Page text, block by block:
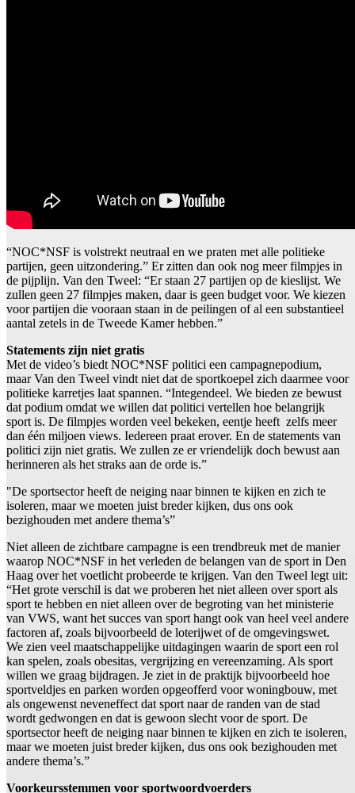
“NOC*NSF is volstrekt neutraal en we praten met alle politieke
partijen, geen uitzondering.” Er zitten dan ook nog meer filmpjes in
de pijplijn. Van den Tweel: “Er staan 27 partijen op de kieslijst. We
zullen geen 27 filmpjes maken, daar is geen budget voor. We kiezen
voor partijen die vooraan staan in de peilingen of al een substantieel
aantal zetels in de Tweede Kamer hebben.”
Statements zijn niet gratis
Met de video’s biedt NOC*NSF politici een campagnepodium,
maar Van den Tweel vindt niet dat de sportkoepel zich daarmee voor
politieke karretjes laat spannen. “Integendeel. We bieden ze bewust
dat podium omdat we willen dat politici vertellen hoe belangrijk
sport is. De filmpjes worden veel bekeken, eentje heeft zelfs meer
dan één miljoen views. Iedereen praat erover. En de statements van
politici zijn niet gratis. We zullen ze er vriendelijk doch bewust aan
herinneren als het straks aan de orde is.”
"De sportsector heeft de neiging naar binnen te kijken en zich te
isoleren, maar we moeten juist breder kijken, dus ons ook
bezighouden met andere thema’s”
Niet alleen de zichtbare campagne is een trendbreuk met de manier
waarop NOC*NSF in het verleden de belangen van de sport in Den
Haag over het voetlicht probeerde te krijgen. Van den Tweel legt uit:
“Het grote verschil is dat we proberen het niet alleen over sport als
sport te hebben en niet alleen over de begroting van het ministerie
van VWS, want het succes van sport hangt ook van heel veel andere
factoren af, zoals bijvoorbeeld de loterijwet of de omgevingswet.
We zien veel maatschappelijke uitdagingen waarin de sport een rol
kan spelen, zoals obesitas, vergrijzing en vereenzaming. Als sport
willen we graag bijdragen. Je ziet in de praktijk bijvoorbeeld hoe
sportveldjes en parken worden opgeofferd voor woningbouw, met
als ongewenst neveneffect dat sport naar de randen van de stad
wordt gedwongen en dat is gewoon slecht voor de sport. De
sportsector heeft de neiging naar binnen te kijken en zich te isoleren,
maar we moeten juist breder kijken, dus ons ook bezighouden met
andere thema’s.”
Voorkeursstemmen voor sportwoordvoerders